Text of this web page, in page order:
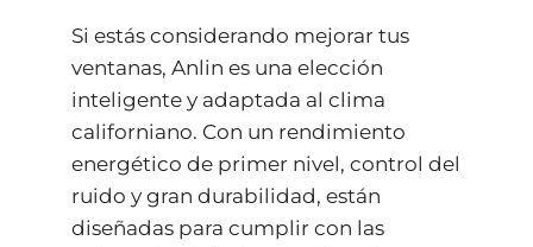
Si estás considerando mejorar tus
ventanas, Anlin es una elección
inteligente y adaptada al clima
californiano. Con un rendimiento
energético de primer nivel, control del
ruido y gran durabilidad, están
diseñadas para cumplir con las